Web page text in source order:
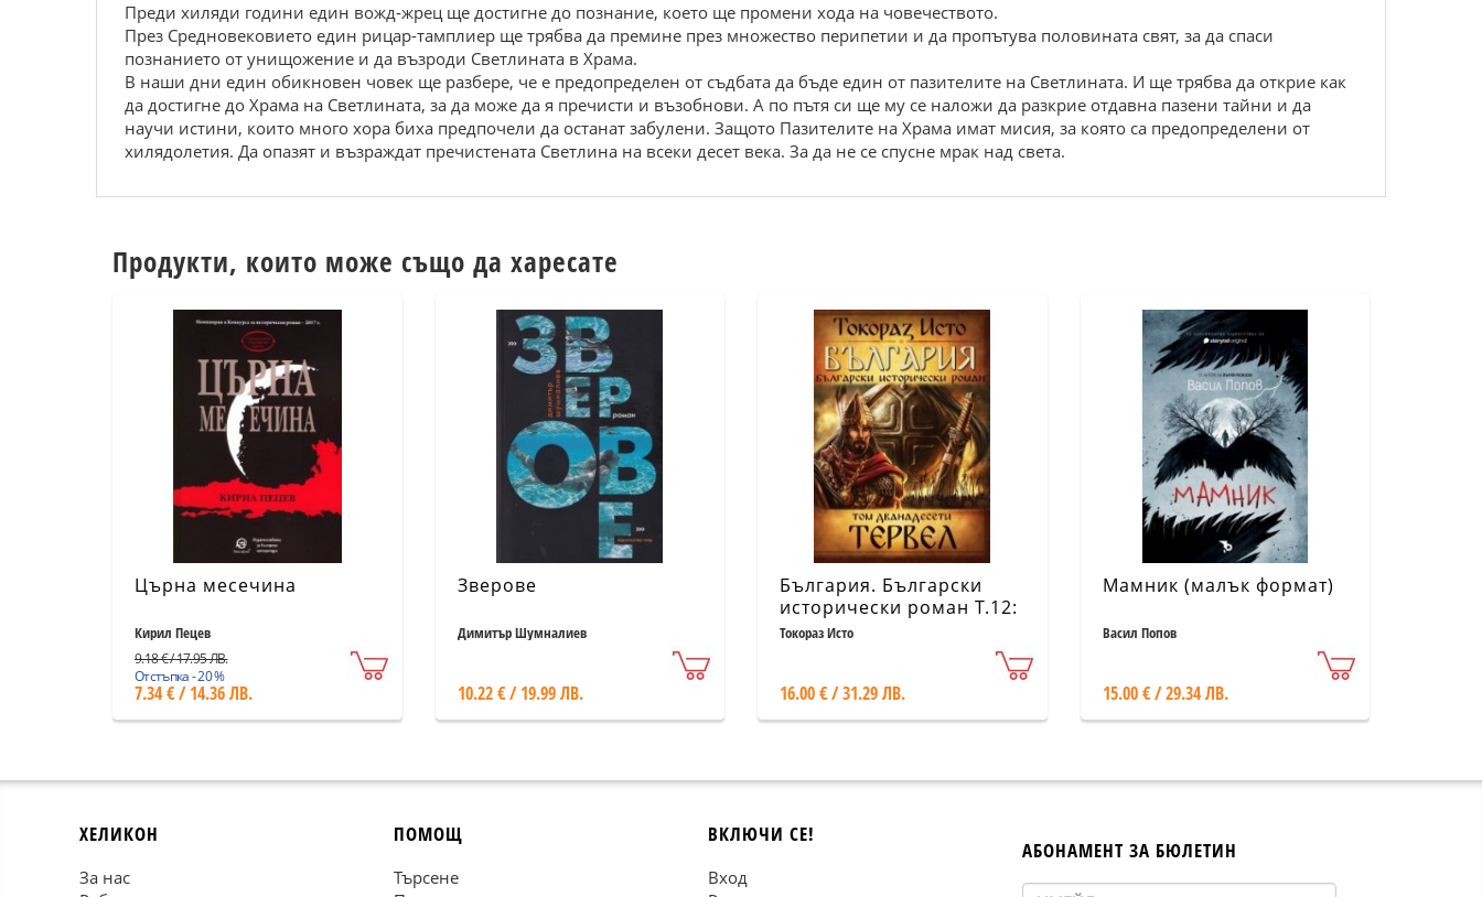
Преди хиляди години един вожд-жрец ще достигне до познание, което ще промени хода на човечеството.
През Средновековието един рицар-тамплиер ще трябва да премине през множество перипетии и да пропътува половината свят, за да спаси
познанието от унищожение и да възроди Светлината в Храма.
В наши дни един обикновен човек ще разбере, че е предопределен от съдбата да бъде един от пазителите на Светлината. И ще трябва да открие как
да достигне до Храма на Светлината, за да може да я пречисти и възобнови. А по пътя си ще му се наложи да разкрие отдавна пазени тайни и да
научи истини, които много хора биха предпочели да останат забулени. Защото Пазителите на Храма имат мисия, за която са предопределени от
хилядолетия. Да опазят и възраждат пречистената Светлина на всеки десет века. За да не се спусне мрак над света.
Продукти, които може също да харесате
Църна месечина
Кирил Пецев
9.18 € / 17.95 ЛВ.
Отстъпка - 20 %
7.34 € / 14.36 ЛВ.
Зверове
Димитър Шумналиев
10.22 € / 19.99 ЛВ.
България. Български
исторически роман Т.12:
Тервел
Токораз Исто
16.00 € / 31.29 ЛВ.
Мамник (малък формат)
Васил Попов
15.00 € / 29.34 ЛВ.
ХЕЛИКОН
За нас
ПОМОЩ
Търсене
ВКЛЮЧИ СЕ!
Вход
АБОНАМЕНТ ЗА БЮЛЕТИН